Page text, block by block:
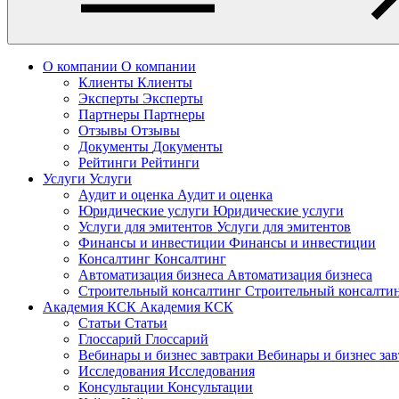
О компании О компании
Клиенты Клиенты
Эксперты Эксперты
Партнеры Партнеры
Отзывы Отзывы
Документы Документы
Рейтинги Рейтинги
Услуги Услуги
Аудит и оценка Аудит и оценка
Юридические услуги Юридические услуги
Услуги для эмитентов Услуги для эмитентов
Финансы и инвестиции Финансы и инвестиции
Консалтинг Консалтинг
Автоматизация бизнеса Автоматизация бизнеса
Строительный консалтинг Строительный
Академия КСК Академия КСК
Статьи Статьи
Глоссарий Глоссарий
Вебинары и бизнес завтраки Вебинары и бизнес
Исследования Исследования
Консультации Консультации